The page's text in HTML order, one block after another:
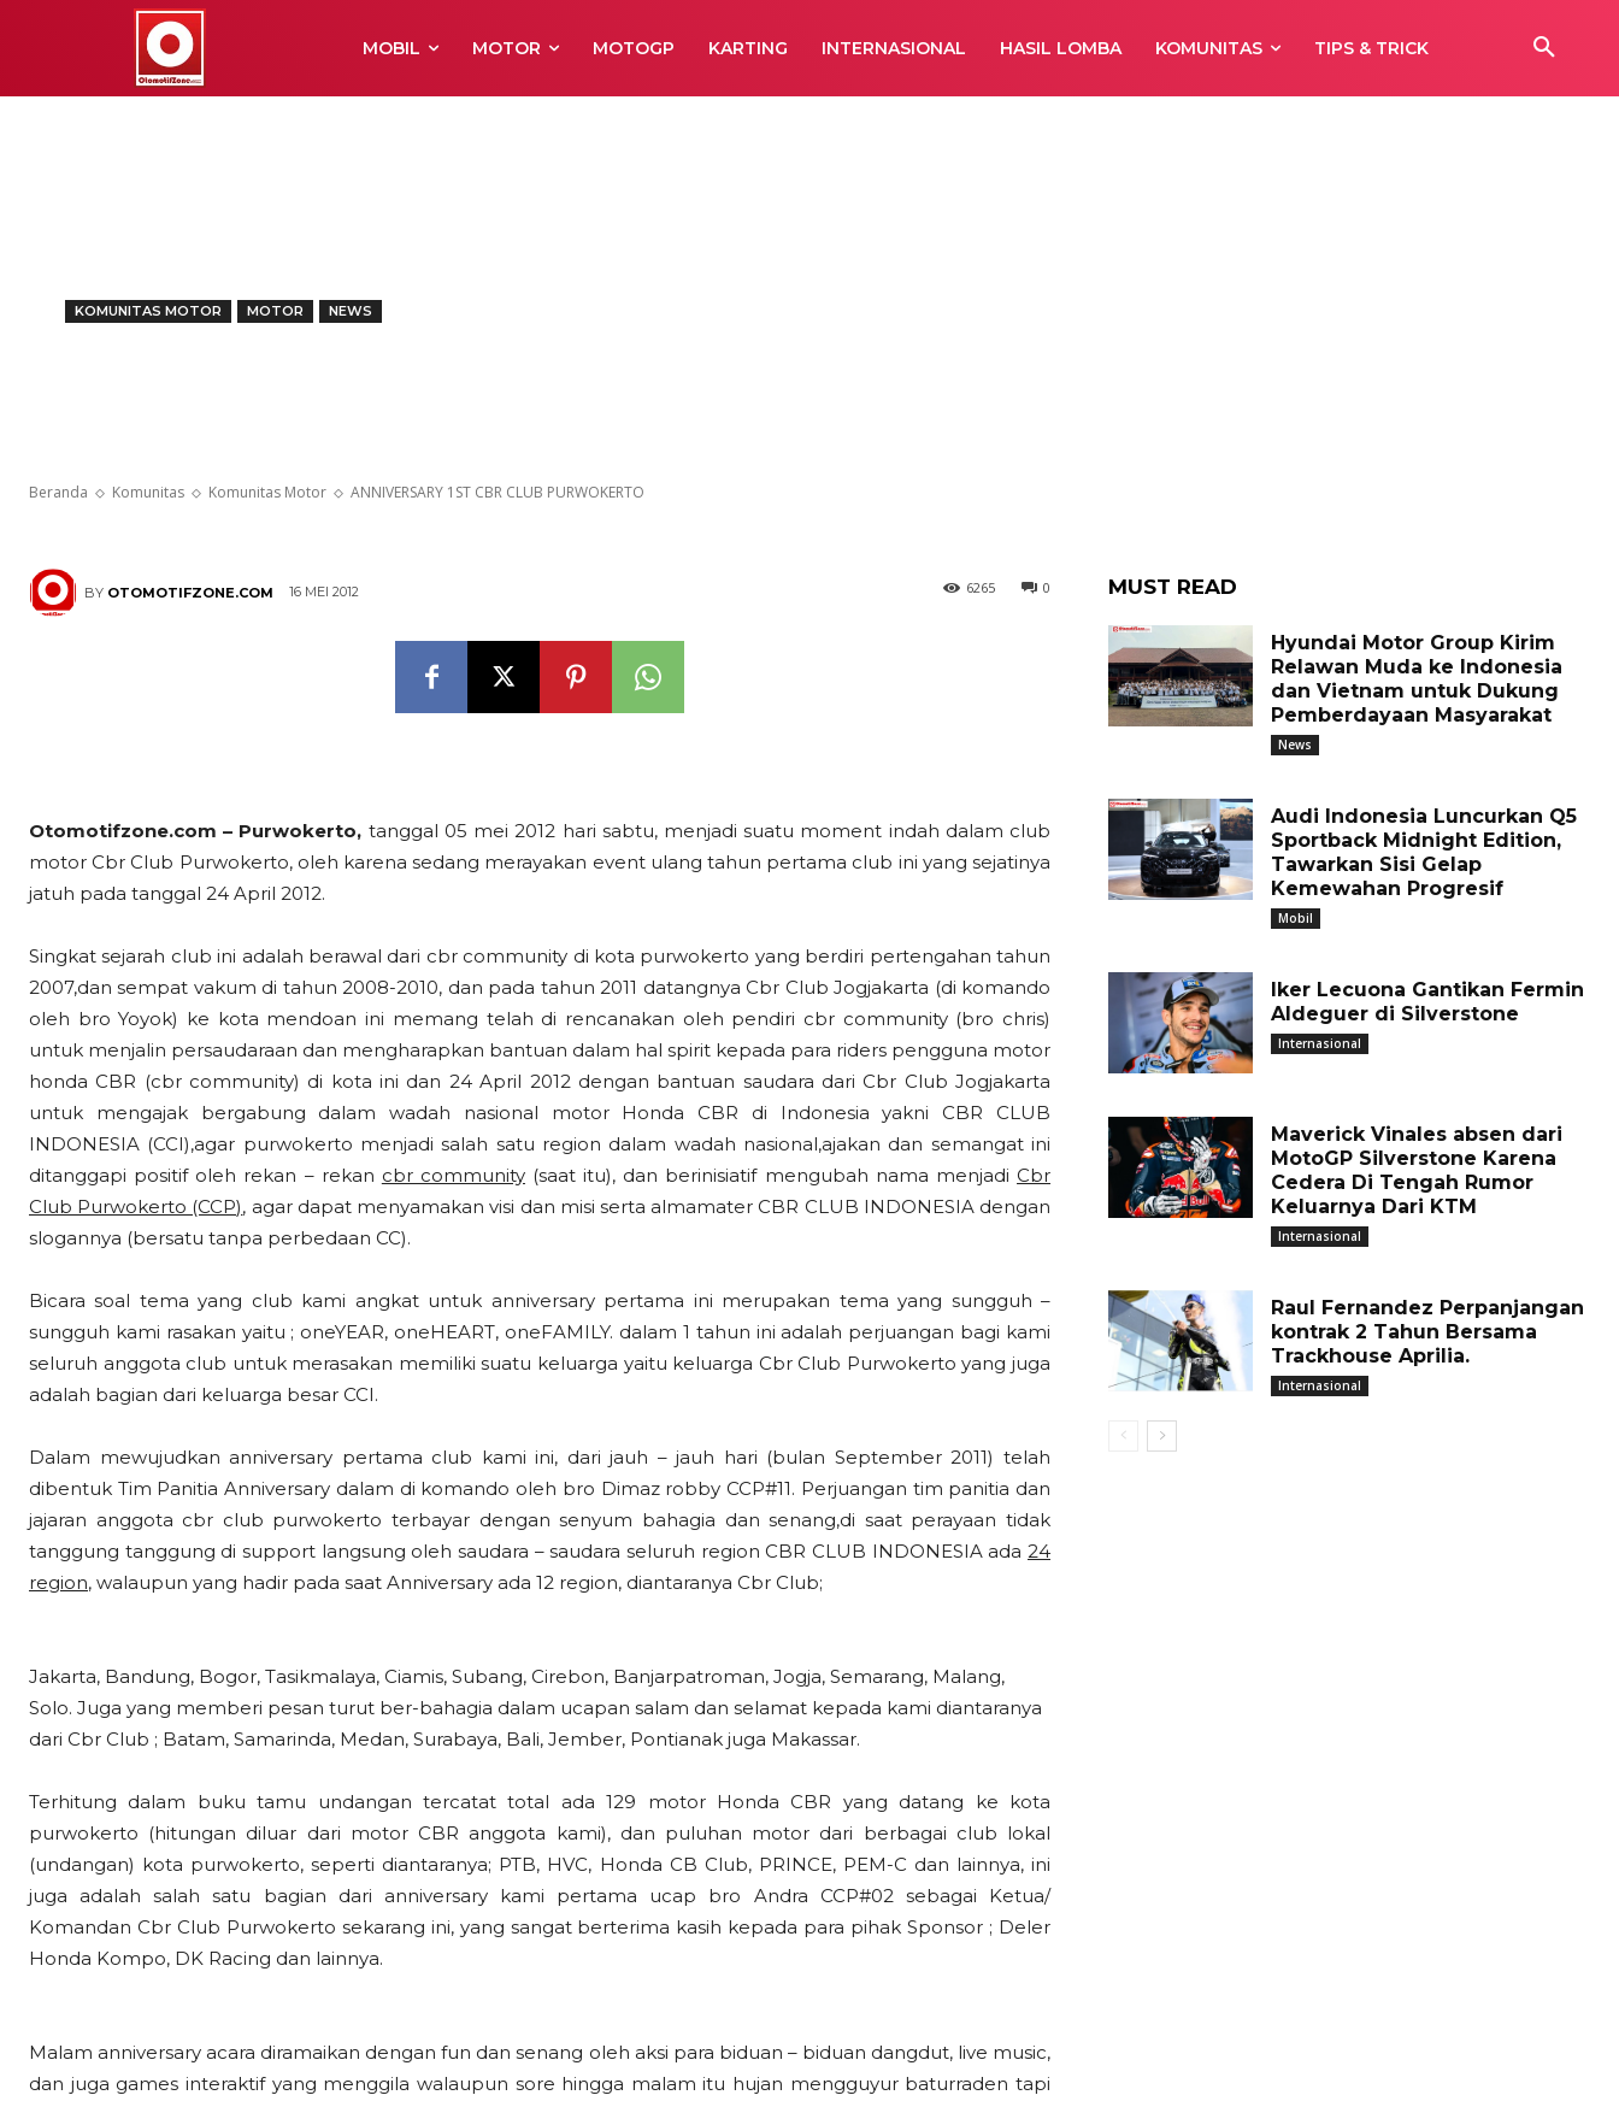
MOBIL MOTOR MOTOGP KARTING INTERNASIONAL HASIL LOMBA KOMUNITAS TIPS & TRICK
Beranda Komunitas Komunitas Motor ANNIVERSARY 1ST CBR CLUB PURWOKERTO
KOMUNITAS MOTOR MOTOR NEWS
BY OTOMOTIFZONE.COM 16 MEI 2012 0
6265
Otomotifzone.com – Purwokerto, tanggal 05 mei 2012 hari sabtu, menjadi suatu moment indah dalam club
motor Cbr Club Purwokerto, oleh karena sedang merayakan event ulang tahun pertama club ini yang sejatinya
jatuh pada tanggal 24 April 2012.
Singkat sejarah club ini adalah berawal dari cbr community di kota purwokerto yang berdiri pertengahan tahun
2007,dan sempat vakum di tahun 2008-2010, dan pada tahun 2011 datangnya Cbr Club Jogjakarta (di komando
oleh bro Yoyok) ke kota mendoan ini memang telah di rencanakan oleh pendiri cbr community (bro chris)
untuk menjalin persaudaraan dan mengharapkan bantuan dalam hal spirit kepada para riders pengguna motor
honda CBR (cbr community) di kota ini dan 24 April 2012 dengan bantuan saudara dari Cbr Club Jogjakarta
untuk mengajak bergabung dalam wadah nasional motor Honda CBR di Indonesia yakni CBR CLUB
INDONESIA (CCI),agar purwokerto menjadi salah satu region dalam wadah nasional,ajakan dan semangat ini
ditanggapi positif oleh rekan – rekan cbr community(saat itu), dan berinisiatif mengubah nama menjadi Cbr
Club Purwokerto (CCP), agar dapat menyamakan visi dan misi serta almamater CBR CLUB INDONESIA dengan
slogannya (bersatu tanpa perbedaan CC).
Bicara soal tema yang club kami angkat untuk anniversary pertama ini merupakan tema yang sungguh –
sungguh kami rasakan yaitu ; oneYEAR, oneHEART, oneFAMILY. dalam 1 tahun ini adalah perjuangan bagi kami
seluruh anggota club untuk merasakan memiliki suatu keluarga yaitu keluarga Cbr Club Purwokerto yang juga
adalah bagian dari keluarga besar CCI.
Dalam mewujudkan anniversary pertama club kami ini, dari jauh – jauh hari (bulan September 2011) telah
dibentuk Tim Panitia Anniversary dalam di komando oleh bro Dimaz robby CCP#11. Perjuangan tim panitia dan
jajaran anggota cbr club purwokerto terbayar dengan senyum bahagia dan senang,di saat perayaan tidak
tanggung tanggung di support langsung oleh saudara – saudara seluruh region CBR CLUB INDONESIA ada 24
region, walaupun yang hadir pada saat Anniversary ada 12 region, diantaranya Cbr Club;
Jakarta, Bandung, Bogor, Tasikmalaya, Ciamis, Subang, Cirebon, Banjarpatroman, Jogja, Semarang, Malang,
Solo. Juga yang memberi pesan turut ber-bahagia dalam ucapan salam dan selamat kepada kami diantaranya
dari Cbr Club ; Batam, Samarinda, Medan, Surabaya, Bali, Jember, Pontianak juga Makassar.
Terhitung dalam buku tamu undangan tercatat total ada 129 motor Honda CBR yang datang ke kota
purwokerto (hitungan diluar dari motor CBR anggota kami), dan puluhan motor dari berbagai club lokal
(undangan) kota purwokerto, seperti diantaranya; PTB, HVC, Honda CB Club, PRINCE, PEM-C dan lainnya, ini
juga adalah salah satu bagian dari anniversary kami pertama ucap bro Andra CCP#02 sebagai Ketua/
Komandan Cbr Club Purwokerto sekarang ini, yang sangat berterima kasih kepada para pihak Sponsor ; Deler
Honda Kompo, DK Racing dan lainnya.
Malam anniversary acara diramaikan dengan fun dan senang oleh aksi para biduan – biduan dangdut, live music,
dan juga games interaktif yang menggila walaupun sore hingga malam itu hujan mengguyur baturraden tapi
MUST READ
Hyundai Motor Group Kirim
Relawan Muda ke Indonesia
dan Vietnam untuk Dukung
Pemberdayaan Masyarakat
News
Audi Indonesia Luncurkan Q5
Sportback Midnight Edition,
Tawarkan Sisi Gelap
Kemewahan Progresif
Mobil
Iker Lecuona Gantikan Fermin
Aldeguer di Silverstone
Internasional
Maverick Vinales absen dari
MotoGP Silverstone Karena
Cedera Di Tengah Rumor
Keluarnya Dari KTM
Internasional
Raul Fernandez Perpanjangan
kontrak 2 Tahun Bersama
Trackhouse Aprilia.
Internasional